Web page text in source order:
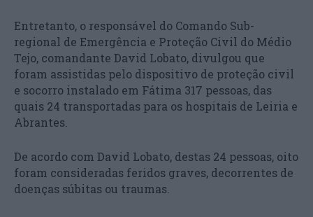
Entretanto, o responsável do Comando Sub-
regional de Emergência e Proteção Civil do Médio
Tejo, comandante David Lobato, divulgou que
foram assistidas pelo dispositivo de proteção civil
e socorro instalado em Fátima 317 pessoas, das
quais 24 transportadas para os hospitais de Leiria e
Abrantes.
De acordo com David Lobato, destas 24 pessoas, oito
foram consideradas feridos graves, decorrentes de
doenças súbitas ou traumas.